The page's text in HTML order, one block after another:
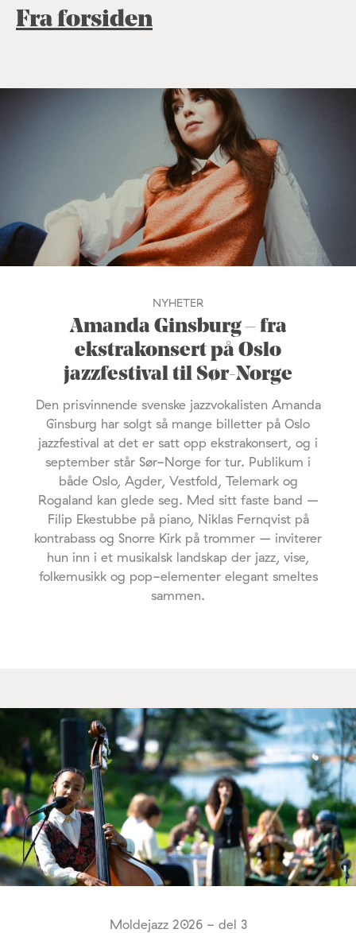
Fra forsiden
NYHETER
Amanda Ginsburg – fra
ekstrakonsert på Oslo
jazzfestival til Sør-Norge
Den prisvinnende svenske jazzvokalisten Amanda
Ginsburg har solgt så mange billetter på Oslo
jazzfestival at det er satt opp ekstrakonsert, og i
september står Sør-Norge for tur. Publikum i
både Oslo, Agder, Vestfold, Telemark og
Rogaland kan glede seg. Med sitt faste band –
Filip Ekestubbe på piano, Niklas Fernqvist på
kontrabass og Snorre Kirk på trommer – inviterer
hun inn i et musikalsk landskap der jazz, vise,
folkemusikk og pop-elementer elegant smeltes
sammen.
Moldejazz 2026 - del 3